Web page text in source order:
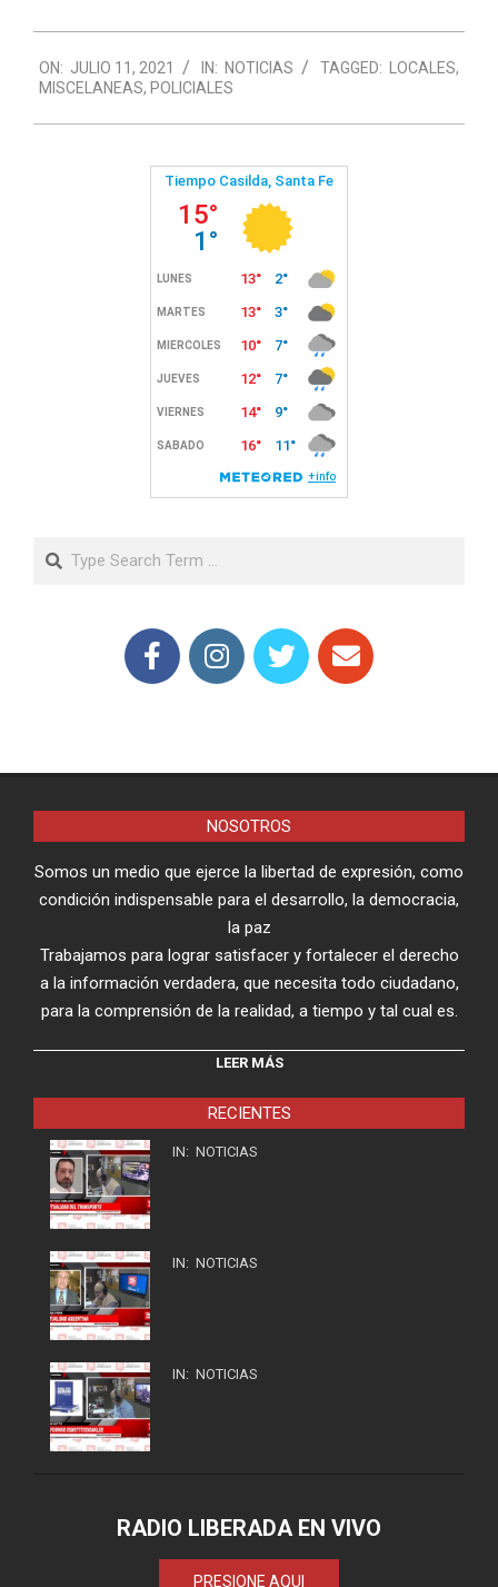
07-
11
ON: JULIO 11, 2021 IN: NOTICIAS TAGGED: LOCALES,
MISCELANEAS, POLICIALES
Search
NOSOTROS
Somos un medio que ejerce la libertad de expresión, como
condición indispensable para el desarrollo, la democracia,
la paz
Trabajamos para lograr satisfacer y fortalecer el derecho
a la información verdadera, que necesita todo ciudadano,
para la comprensión de la realidad, a tiempo y tal cual es.
LEER MÁS
RECIENTES
IN: NOTICIAS
IN: NOTICIAS
IN: NOTICIAS
RADIO LIBERADA EN VIVO
PRESIONE AQUI